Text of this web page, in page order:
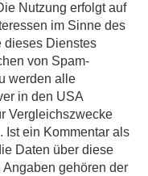
Nutzung erfolgt auf
im Sinne des
dieses Dienstes
von Spam-
werden alle
in den USA
Vergleichszwecke
Ist ein Kommentar als
Daten über diese
gehören der